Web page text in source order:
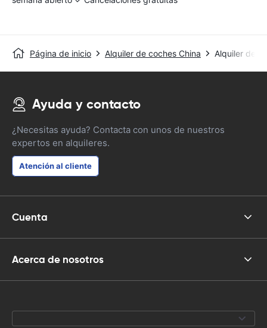
Página de inicio Alquiler de coches China Alquiler de
Ayuda y contacto
¿Necesitas ayuda? Contacta con unos de nuestros
expertos en alquileres.
Atención al cliente
Cuenta
Acerca de nosotros